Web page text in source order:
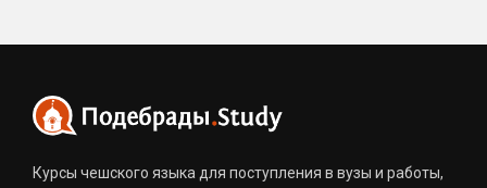
Курсы чешского языка для поступления в вузы и работы,